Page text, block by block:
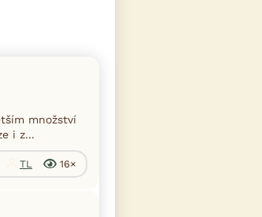
množství
i z...
TL 16×